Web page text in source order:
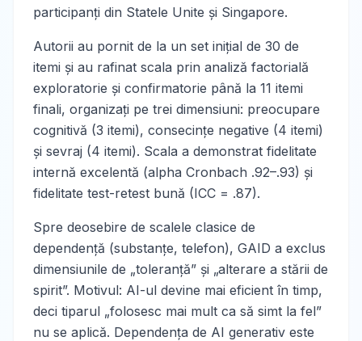
participanți din Statele Unite și Singapore.
Autorii au pornit de la un set inițial de 30 de
itemi și au rafinat scala prin analiză factorială
exploratorie și confirmatorie până la 11 itemi
finali, organizați pe trei dimensiuni: preocupare
cognitivă (3 itemi), consecințe negative (4 itemi)
și sevraj (4 itemi). Scala a demonstrat fidelitate
internă excelentă (alpha Cronbach .92–.93) și
fidelitate test-retest bună (ICC = .87).
Spre deosebire de scalele clasice de
dependență (substanțe, telefon), GAID a exclus
dimensiunile de „toleranță” și „alterare a stării de
spirit”. Motivul: AI-ul devine mai eficient în timp,
deci tiparul „folosesc mai mult ca să simt la fel”
nu se aplică. Dependența de AI generativ este